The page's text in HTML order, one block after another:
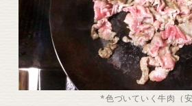
*色づいていく牛肉（